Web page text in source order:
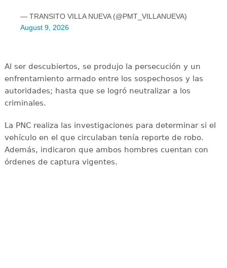
— TRANSITO VILLA NUEVA (@PMT_VILLANUEVA)
August 9, 2026
Al ser descubiertos, se produjo la persecución y un
enfrentamiento armado entre los sospechosos y las
autoridades; hasta que se logró neutralizar a los
criminales.
La PNC realiza las investigaciones para determinar si el
vehículo en el que circulaban tenía reporte de robo.
Además, indicaron que ambos hombres cuentan con
órdenes de captura vigentes.